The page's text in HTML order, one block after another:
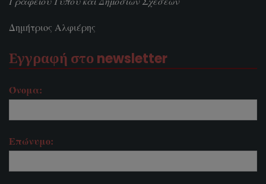
Δημήτριος Αλφιέρης
Εγγραφή στο newsletter
Όνομα:
Επώνυμο: